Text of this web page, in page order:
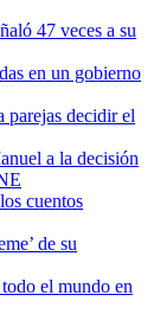
47 veces a su
en un gobierno
decidir el
a la decisión
cuentos
de su
el mundo en